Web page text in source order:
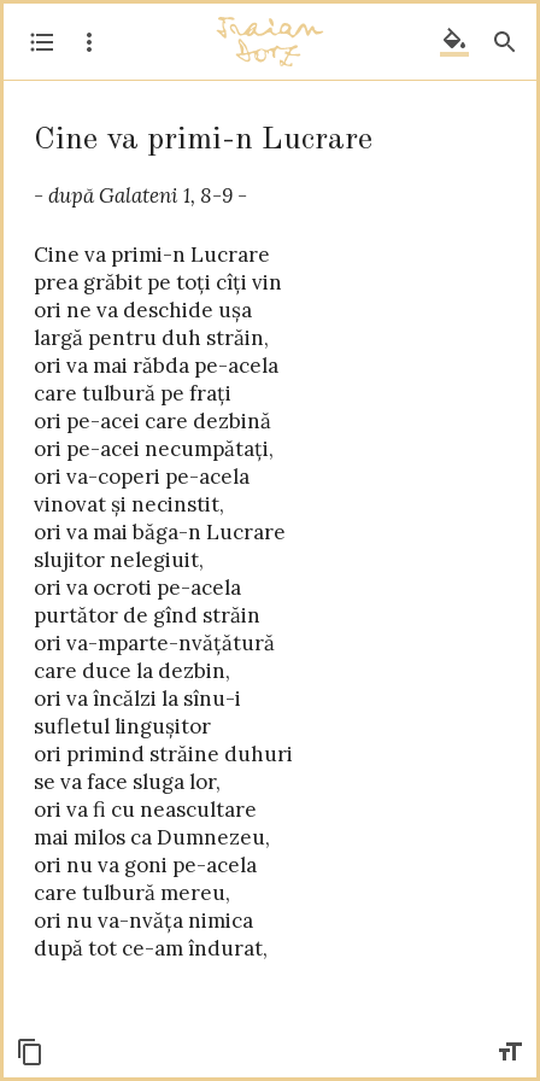
Cine va primi-n Lucrare
- după Galateni 1, 8-9 -
Cine va primi-n Lucrare
prea grăbit pe toți cîți vin
ori ne va deschide ușa
largă pentru duh străin,
ori va mai răbda pe-acela
care tulbură pe frați
ori pe-acei care dezbină
ori pe-acei necumpătați,
ori va-coperi pe-acela
vinovat și necinstit,
ori va mai băga-n Lucrare
slujitor nelegiuit,
ori va ocroti pe-acela
purtător de gînd străin
ori va-mparte-nvățătură
care duce la dezbin,
ori va încălzi la sînu-i
sufletul lingușitor
ori primind străine duhuri
se va face sluga lor,
ori va fi cu neascultare
mai milos ca Dumnezeu,
ori nu va goni pe-acela
care tulbură mereu,
ori nu va-nvăța nimica
după tot ce-am îndurat,